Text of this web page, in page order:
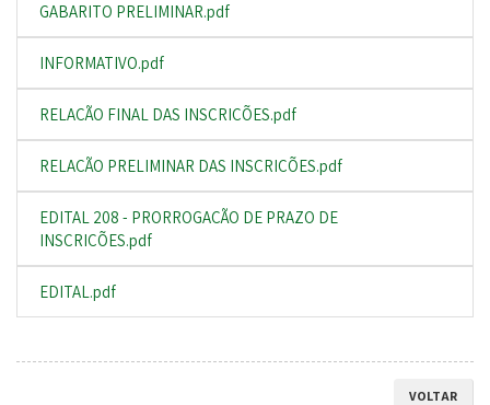
GABARITO PRELIMINAR.pdf
INFORMATIVO.pdf
RELAÇÃO FINAL DAS INSCRIÇÕES.pdf
RELAÇÃO PRELIMINAR DAS INSCRIÇÕES.pdf
EDITAL 208 - PRORROGAÇÃO DE PRAZO DE
INSCRIÇÕES.pdf
EDITAL.pdf
VOLTAR